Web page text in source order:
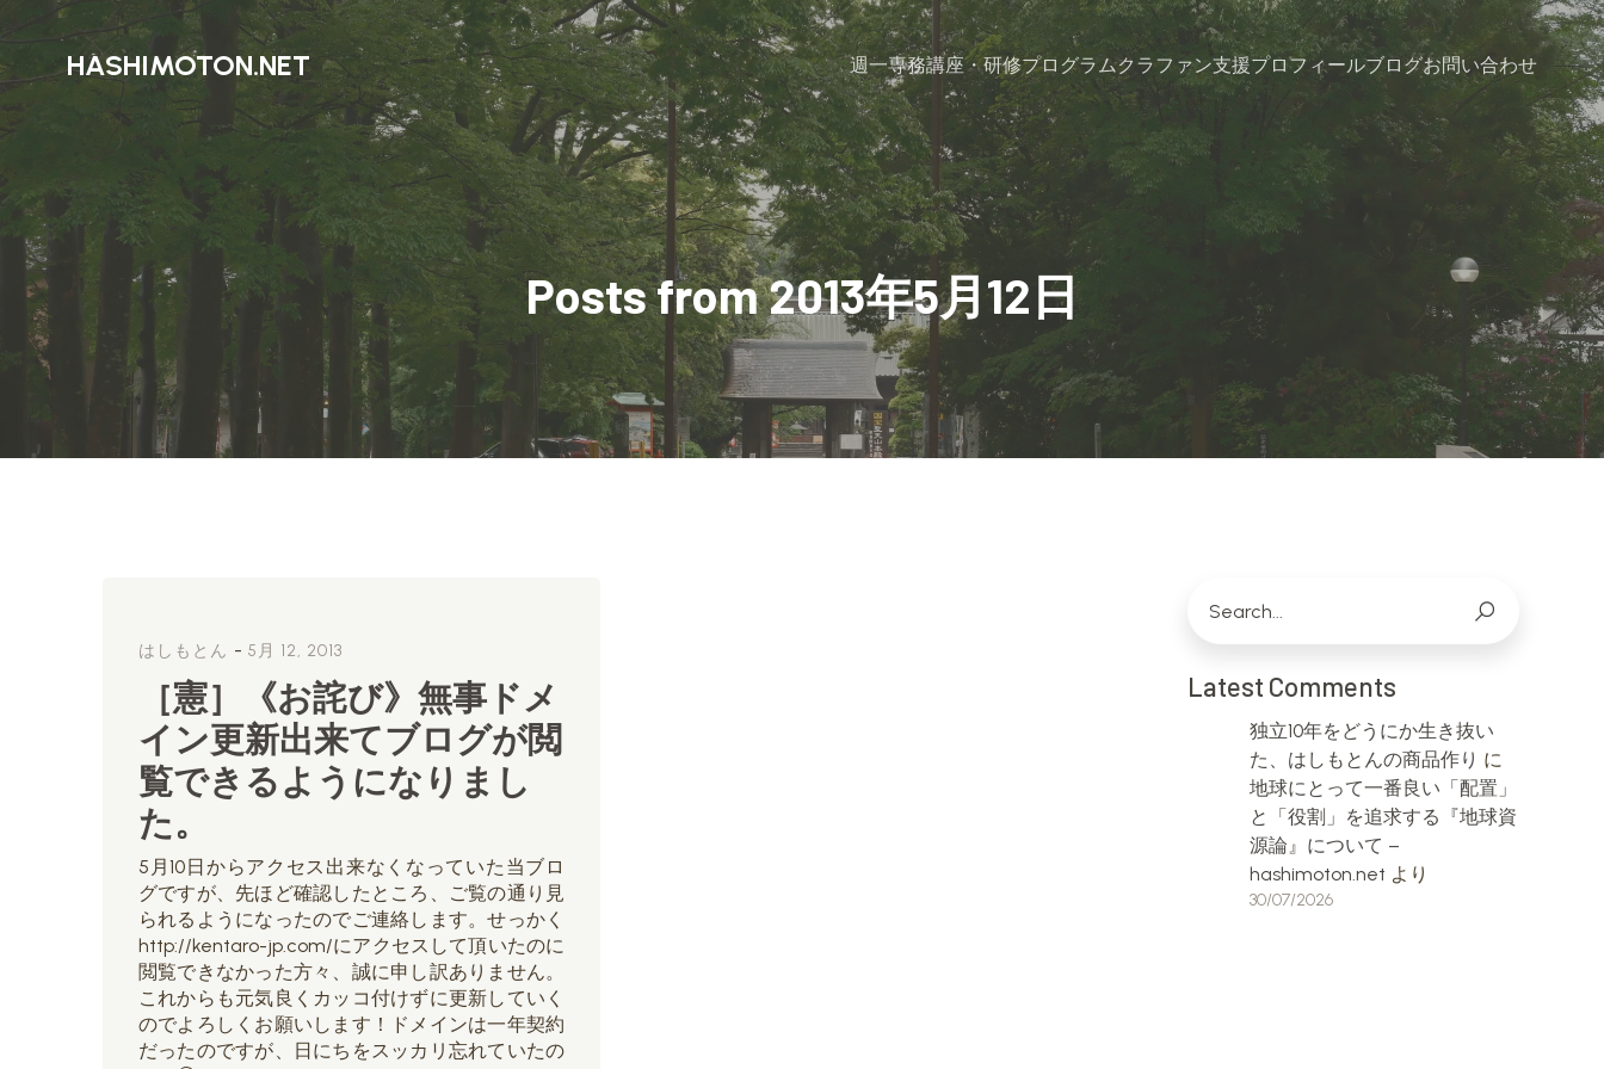
HASHIMOTON.NET 週一専務講座・研修プログラムクラファン支援プロフィールブログお問い合わせ
Posts from 2013年5月12日
はしもとん - 5月 12, 2013
［憲］《お詫び》無事ドメ
イン更新出来てブログが閲
覧できるようになりまし
た。
5月10日からアクセス出来なくなっていた当ブロ
グですが、先ほど確認したところ、ご覧の通り見
られるようになったのでご連絡します。せっかく
http://kentaro-jp.com/にアクセスして頂いたのに
閲覧できなかった方々、誠に申し訳ありません。
これからも元気良くカッコ付けずに更新していく
のでよろしくお願いします！ドメインは一年契約
だったのですが、日にちをスッカリ忘れていたの
Latest Comments
独立10年をどうにか生き抜い
た、はしもとんの商品作り に
地球にとって一番良い「配置」
と「役割」を追求する『地球資
源論』について –
hashimoton.net より
30/07/2026